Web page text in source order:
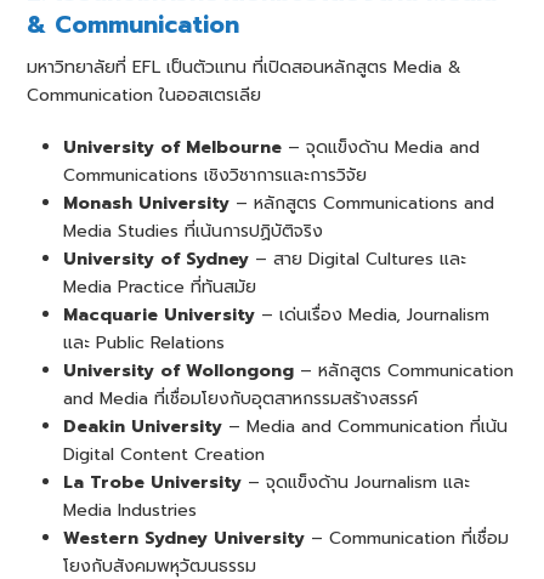
& Communication
มหาวิทยาลัยที่ EFL เป็นตัวแทน ที่เปิดสอนหลักสูตร Media &
Communication ในออสเตรเลีย
University of Melbourne – จุดแข็งด้าน Media and
Communications เชิงวิชาการและการวิจัย
Monash University – หลักสูตร Communications and
Media Studies ที่เน้นการปฏิบัติจริง
University of Sydney – สาย Digital Cultures และ
Media Practice ที่ทันสมัย
Macquarie University – เด่นเรื่อง Media, Journalism
และ Public Relations
University of Wollongong – หลักสูตร Communication
and Media ที่เชื่อมโยงกับอุตสาหกรรมสร้างสรรค์
Deakin University – Media and Communication ที่เน้น
Digital Content Creation
La Trobe University – จุดแข็งด้าน Journalism และ
Media Industries
Western Sydney University – Communication ที่เชื่อม
โยงกับสังคมพหุวัฒนธรรม